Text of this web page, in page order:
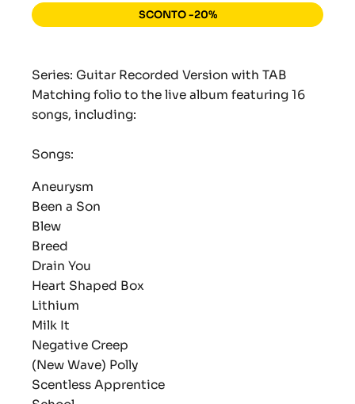
SCONTO -20%
Series: Guitar Recorded Version with TAB
Matching folio to the live album featuring 16
songs, including:
Songs:
Aneurysm
Been a Son
Blew
Breed
Drain You
Heart Shaped Box
Lithium
Milk It
Negative Creep
(New Wave) Polly
Scentless Apprentice